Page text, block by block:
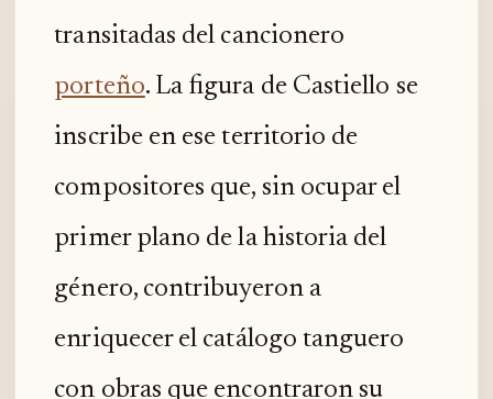
transitadas del cancionero
porteño. La figura de Castiello se
inscribe en ese territorio de
compositores que, sin ocupar el
primer plano de la historia del
género, contribuyeron a
enriquecer el catálogo tanguero
con obras que encontraron su